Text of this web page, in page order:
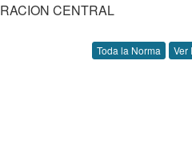
CENTRAL
Toda la Norma Ver